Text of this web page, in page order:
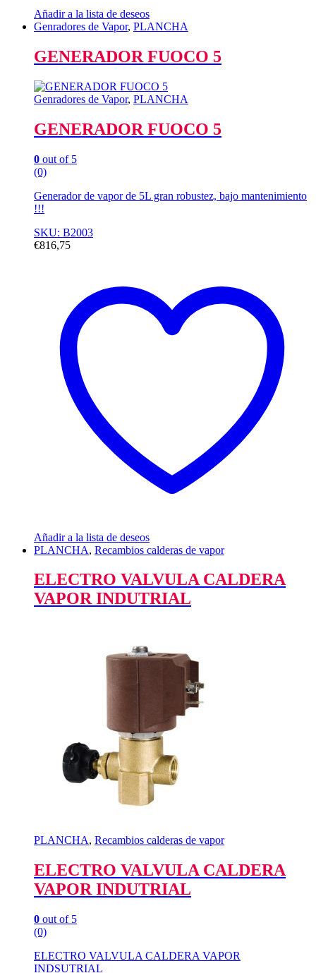
Añadir a la lista de deseos
Genradores de Vapor, PLANCHA
GENERADOR FUOCO 5
Genradores de Vapor, PLANCHA
GENERADOR FUOCO 5
0 out of 5
(0)
Generador de vapor de 5L gran robustez, bajo mantenimiento
!!!
SKU: B2003
€816,75
Añadir a la lista de deseos
PLANCHA, Recambios calderas de vapor
ELECTRO VALVULA CALDERA
VAPOR INDUTRIAL
PLANCHA, Recambios calderas de vapor
ELECTRO VALVULA CALDERA
VAPOR INDUTRIAL
0 out of 5
(0)
ELECTRO VALVULA CALDERA VAPOR
INDSUTRIAL